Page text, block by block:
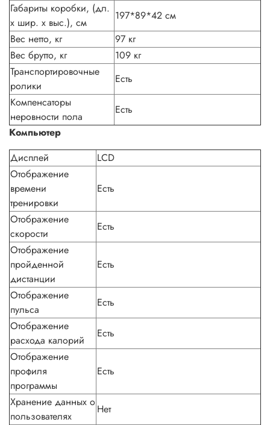
Габариты коробки, (дл.
х шир. х выс.), см
197*89*42 см
Вес нетто, кг
97 кг
Вес брутто, кг
109 кг
Транспортировочные
ролики
Есть
Компенсаторы
неровности пола
Есть
Компьютер
Дисплей
LCD
Отображение
времени
тренировки
Есть
Отображение
скорости
Есть
Отображение
пройденной
дистанции
Есть
Отображение
пульса
Есть
Отображение
расхода калорий
Есть
Отображение
профиля
программы
Есть
Хранение данных о
пользователях
Нет